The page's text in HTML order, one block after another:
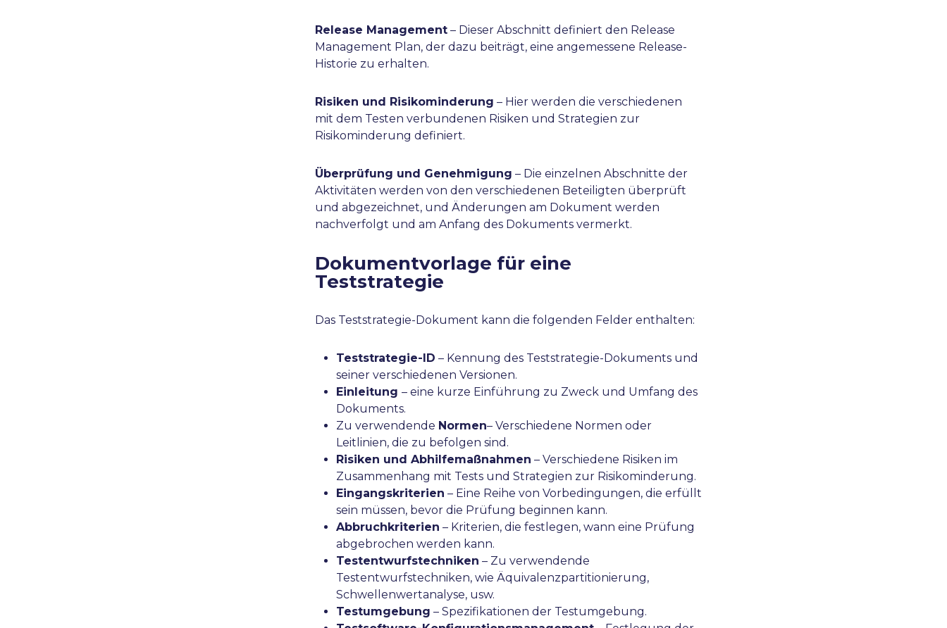
Release Management – Dieser Abschnitt definiert den Release
Management Plan, der dazu beiträgt, eine angemessene Release-
Historie zu erhalten.
Risiken und Risikominderung – Hier werden die verschiedenen
mit dem Testen verbundenen Risiken und Strategien zur
Risikominderung definiert.
Überprüfung und Genehmigung – Die einzelnen Abschnitte der
Aktivitäten werden von den verschiedenen Beteiligten überprüft
und abgezeichnet, und Änderungen am Dokument werden
nachverfolgt und am Anfang des Dokuments vermerkt.
Dokumentvorlage für eine
Teststrategie
Das Teststrategie-Dokument kann die folgenden Felder enthalten:
Teststrategie-ID – Kennung des Teststrategie-Dokuments und
seiner verschiedenen Versionen.
Einleitung– eine kurze Einführung zu Zweck und Umfang des
Dokuments.
Zu verwendende Normen– Verschiedene Normen oder
Leitlinien, die zu befolgen sind.
Risiken und Abhilfemaßnahmen – Verschiedene Risiken im
Zusammenhang mit Tests und Strategien zur Risikominderung.
Eingangskriterien – Eine Reihe von Vorbedingungen, die erfüllt
sein müssen, bevor die Prüfung beginnen kann.
Abbruchkriterien – Kriterien, die festlegen, wann eine Prüfung
abgebrochen werden kann.
Testentwurfstechniken – Zu verwendende
Testentwurfstechniken, wie Äquivalenzpartitionierung,
Schwellenwertanalyse, usw.
Testumgebung – Spezifikationen der Testumgebung.